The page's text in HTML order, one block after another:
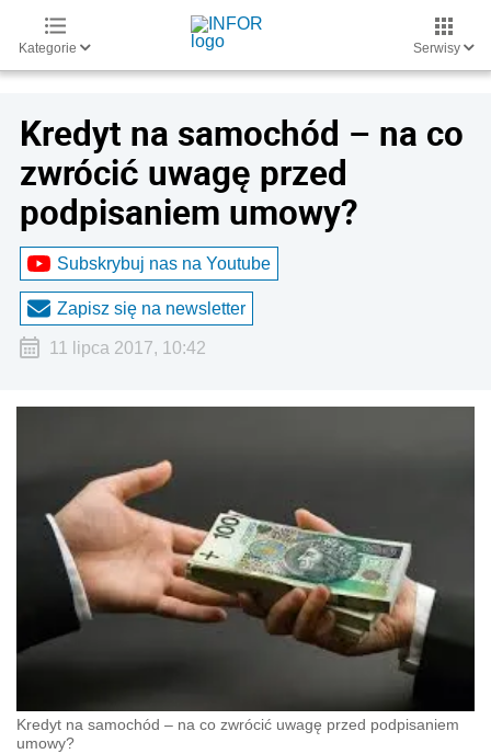
Kategorie Serwisy
Kredyt na samochód – na co
zwrócić uwagę przed
podpisaniem umowy?
Subskrybuj nas na Youtube
Zapisz się na newsletter
11 lipca 2017, 10:42
Kredyt na samochód – na co zwrócić uwagę przed podpisaniem
umowy?